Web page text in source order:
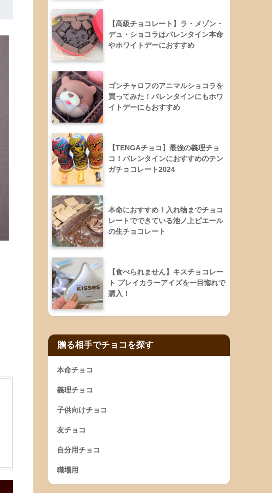
【高級チョコレート】ラ・メゾン・
デュ・ショコラはバレンタイン本命
やホワイトデーにおすすめ
ゴンチャロフのアニマルショコラを
買ってみた！バレンタインにもホワ
イトデーにもおすすめ
【TENGAチョコ】最強の義理チョ
コ！バレンタインにおすすめのテン
ガチョコレート2024
本命におすすめ！入れ物までチョコ
レートでできている池ノ上ピエール
の生チョコレート
【食べられません】キスチョコレー
ト プレイカラーアイズを一目惚れで
購入！
贈る相手でチョコを探す
本命チョコ
義理チョコ
子供向けチョコ
友チョコ
自分用チョコ
職場用